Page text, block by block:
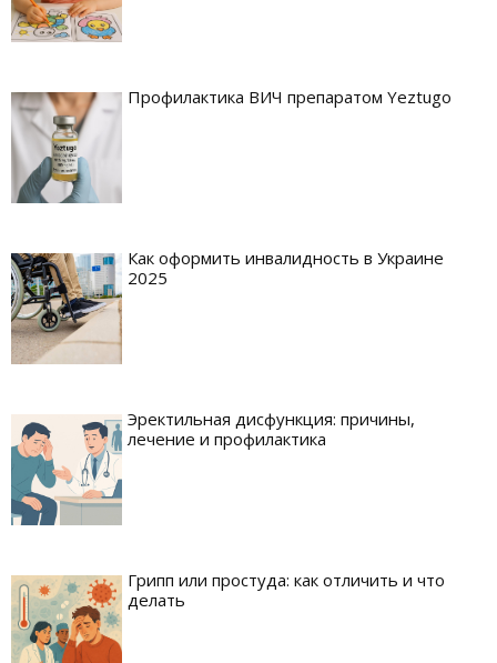
Профилактика ВИЧ препаратом Yeztugo
Как оформить инвалидность в Украине
2025
Эректильная дисфункция: причины,
лечение и профилактика
Грипп или простуда: как отличить и что
делать